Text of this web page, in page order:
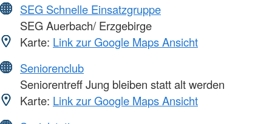
SEG Schnelle Einsatzgruppe
SEG Auerbach/ Erzgebirge
Karte: Link zur Google Maps Ansicht
Seniorenclub
Seniorentreff Jung bleiben statt alt werden
Karte: Link zur Google Maps Ansicht